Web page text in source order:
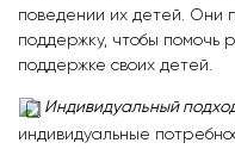
поведении их детей. Они
поддержку, чтобы помочь
поддержке своих детей.
Индивидуальный
индивидуальные